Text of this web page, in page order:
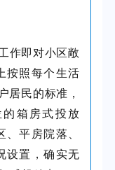
作即对小区敞
按照每个生活
居民的标准，
箱房式投放
平房院落、
设置，确实无